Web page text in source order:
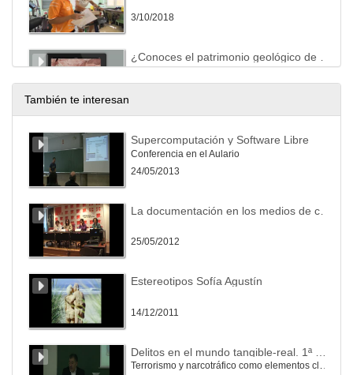
3/10/2018
3/10/2018
3/10/2018
También te interesan
Supercomputación y Software Libre
Conferencia en el Aulario
24/05/2013
25/05/2012
Estereotipos Sofía Agustín
14/12/2011
Terrorismo y narcotráfico como elementos clave del crimen organizado transnacional y amenaza para la seguridad